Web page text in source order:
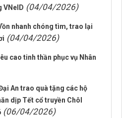
VNeID (04/04/2026)
nhanh chóng tìm, trao lại
(04/04/2026)
cao tinh thần phục vụ Nhân
An trao quà tặng các hộ
dịp Tết cổ truyền Chôl
(06/04/2026)